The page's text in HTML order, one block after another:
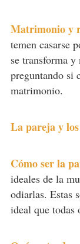
Matrimonio y
temen casarse
se transforma
preguntando si
matrimonio.
La pareja y
Cómo ser la
ideales de la
odiarlas. Estas
ideal que todas